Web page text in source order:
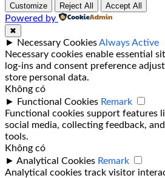
Customize Reject All Accept All
Powered by
✖
► Necessary CookiesAlways Active
Necessary cookies enable essential
log-ins and consent preference
store personal data.
Không có
►
Functional Cookies Remark
Functional cookies support features
social media, collecting feedback,
tools.
Không có
► Analytical Cookies Remark
Analytical cookies track visitor